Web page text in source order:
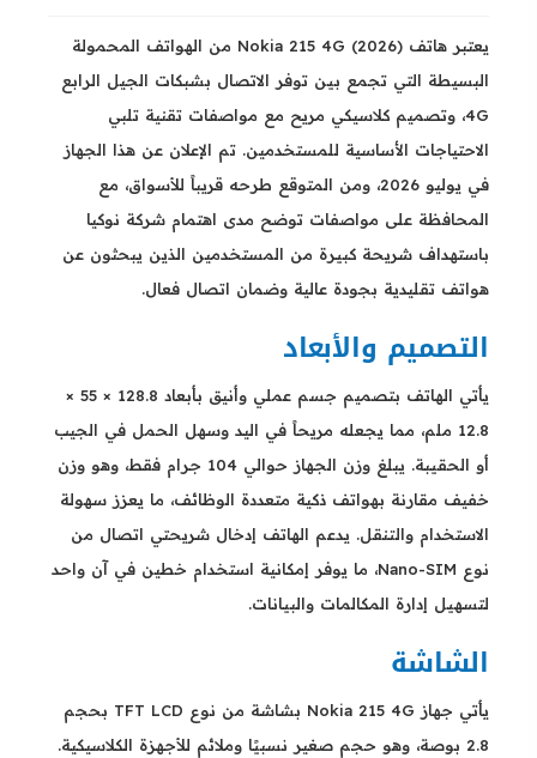
يعتبر هاتف Nokia 215 4G (2026) من الهواتف المحمولة
البسيطة التي تجمع بين توفر الاتصال بشبكات الجيل الرابع
4G، وتصميم كلاسيكي مريح مع مواصفات تقنية تلبي
الاحتياجات الأساسية للمستخدمين. تم الإعلان عن هذا الجهاز
في يوليو 2026، ومن المتوقع طرحه قريباً للأسواق، مع
المحافظة على مواصفات توضح مدى اهتمام شركة نوكيا
باستهداف شريحة كبيرة من المستخدمين الذين يبحثون عن
هواتف تقليدية بجودة عالية وضمان اتصال فعال.
التصميم والأبعاد
يأتي الهاتف بتصميم جسم عملي وأنيق بأبعاد 128.8 × 55 ×
12.8 ملم، مما يجعله مريحاً في اليد وسهل الحمل في الجيب
أو الحقيبة. يبلغ وزن الجهاز حوالي 104 جرام فقط، وهو وزن
خفيف مقارنة بهواتف ذكية متعددة الوظائف، ما يعزز سهولة
الاستخدام والتنقل. يدعم الهاتف إدخال شريحتي اتصال من
نوع Nano-SIM، ما يوفر إمكانية استخدام خطين في آن واحد
لتسهيل إدارة المكالمات والبيانات.
الشاشة
يأتي جهاز Nokia 215 4G بشاشة من نوع TFT LCD بحجم
2.8 بوصة، وهو حجم صغير نسبيًا وملائم للأجهزة الكلاسيكية.